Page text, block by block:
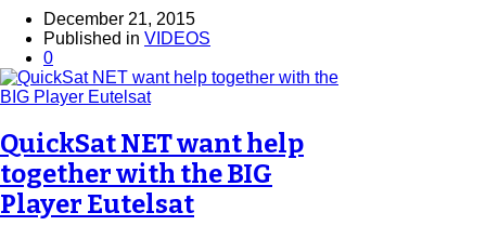
December 21, 2015
Published in VIDEOS
0
QuickSat NET want help
together with the BIG
Player Eutelsat